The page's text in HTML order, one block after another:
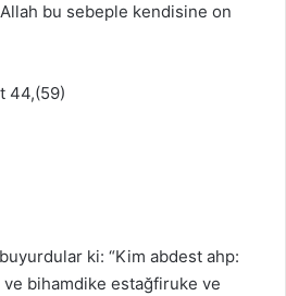
bu sebeple kendisine on
44,(59)
ki: “Kim abdest ahp:
bihamdike estağfiruke ve